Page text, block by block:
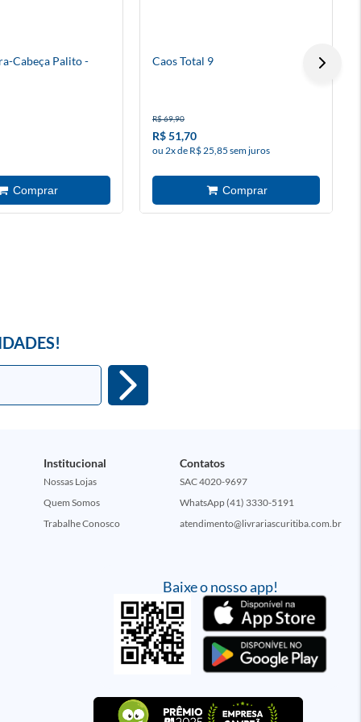
Cabeça Palito - Caos Total 9
R$ 69,90
R$ 51,70
ou 2x de R$ 25,85 sem juros
Baixe o nosso app!
Institucional
Nossas Lojas
Quem Somos
Trabalhe Conosco
Contatos
SAC 4020-9697
WhatsApp (41) 3330-5191
atendimento@livrariascuritiba.com.br